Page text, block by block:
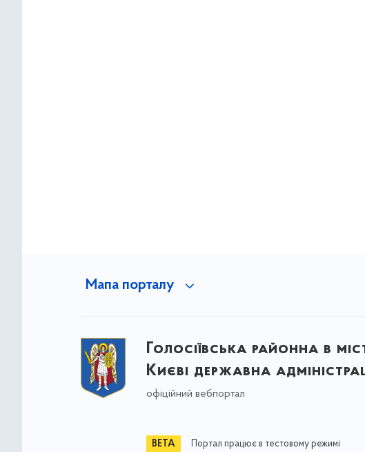
Мапа порталу
Голосіївська районна в
Києві державна
офіційний вебпортал
Портал працює в тестовому режимі